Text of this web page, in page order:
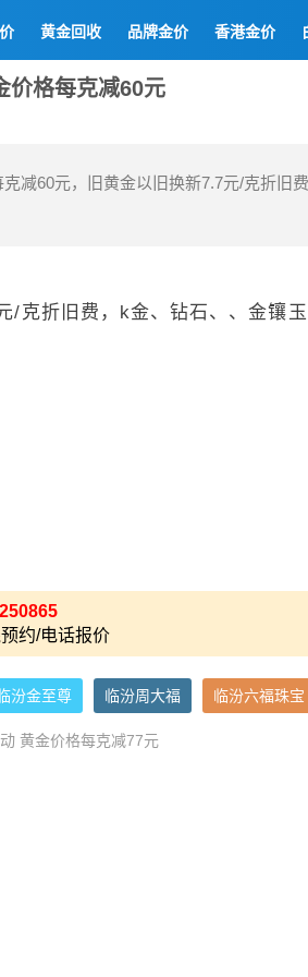
黄金回收 品牌金价 香港金价
价格每克减60元
减60元，旧黄金以旧换新7.7元/克折旧
/克折旧费，k金、钻石、、金镶
约/电话报价
汾金至尊 临汾周大福 临汾六福珠宝
黄金价格每克减77元